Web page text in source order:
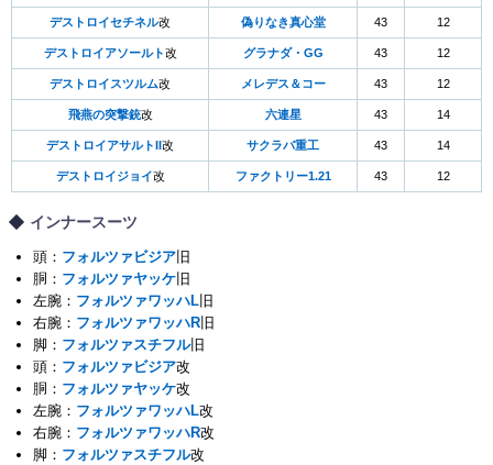
デストロイセチネル改 偽りなき真心堂 43 12
デストロイアソールト改 グラナダ・GG 43 12
デストロイスツルム改 メレデス＆コー 43 12
飛燕の突撃銃改 六連星 43 14
デストロイアサルトII 改 サクラバ重工 43 14
デストロイジョイ改 ファクトリー1.21 43 12
インナースーツ
頭： フォルツァビジア 旧
胴： フォルツァヤッケ 旧
左腕： フォルツァワッハL 旧
右腕： フォルツァワッハR 旧
脚： フォルツァスチフル旧
頭： フォルツァビジア改
胴： フォルツァヤッケ改
左腕： フォルツァワッハL改
右腕： フォルツァワッハR改
脚： フォルツァスチフル改